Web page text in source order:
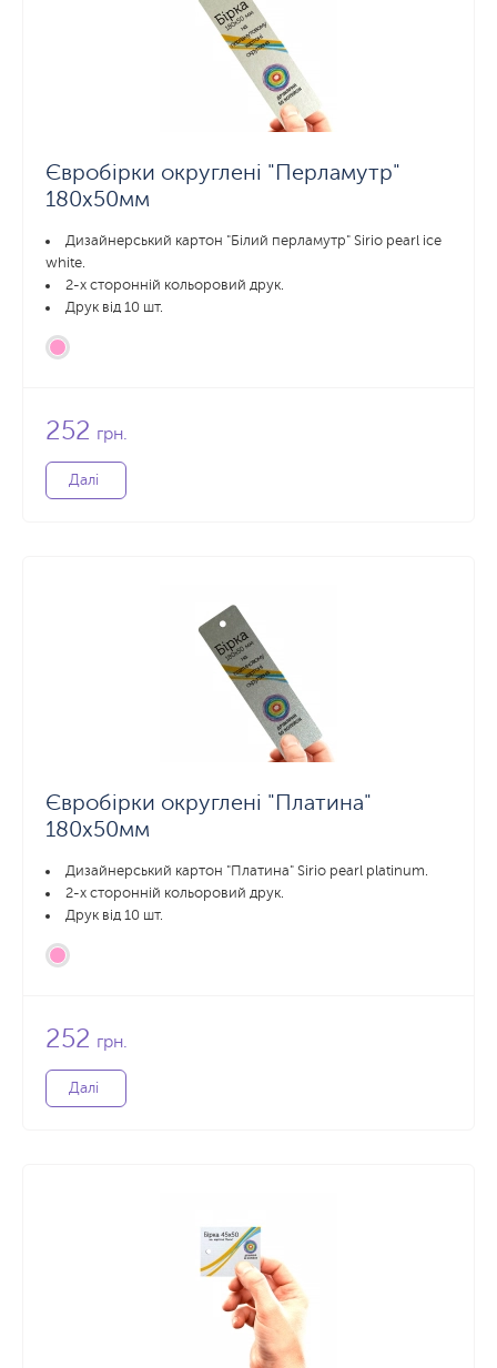
Євробірки округлені "Перламутр"
180x50мм
Дизайнерський картон "Білий перламутр" Sirio pearl ice
white.
2-х сторонній кольоровий друк.
Друк від 10 шт.
252 грн.
Далі
Євробірки округлені "Платина"
180x50мм
Дизайнерський картон "Платина" Sirio pearl platinum.
2-х сторонній кольоровий друк.
Друк від 10 шт.
252 грн.
Далі